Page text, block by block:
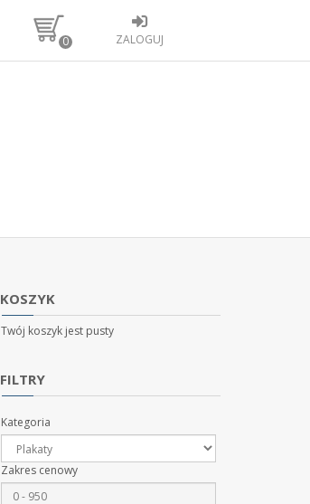
0
ZALOGUJ
KOSZYK
Twój koszyk jest pusty
FILTRY
Kategoria
Zakres cenowy